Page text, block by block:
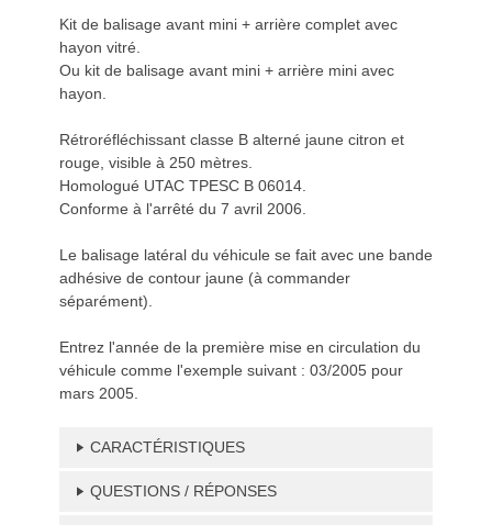
Kit de balisage avant mini + arrière complet avec
hayon vitré.
Ou kit de balisage avant mini + arrière mini avec
hayon.
Rétroréfléchissant classe B alterné jaune citron et
rouge, visible à 250 mètres.
Homologué UTAC TPESC B 06014.
Conforme à l'arrêté du 7 avril 2006.
Le balisage latéral du véhicule se fait avec une bande
adhésive de contour jaune (à commander
séparément).
Entrez l'année de la première mise en circulation du
véhicule comme l'exemple suivant : 03/2005 pour
mars 2005.
CARACTÉRISTIQUES
QUESTIONS / RÉPONSES